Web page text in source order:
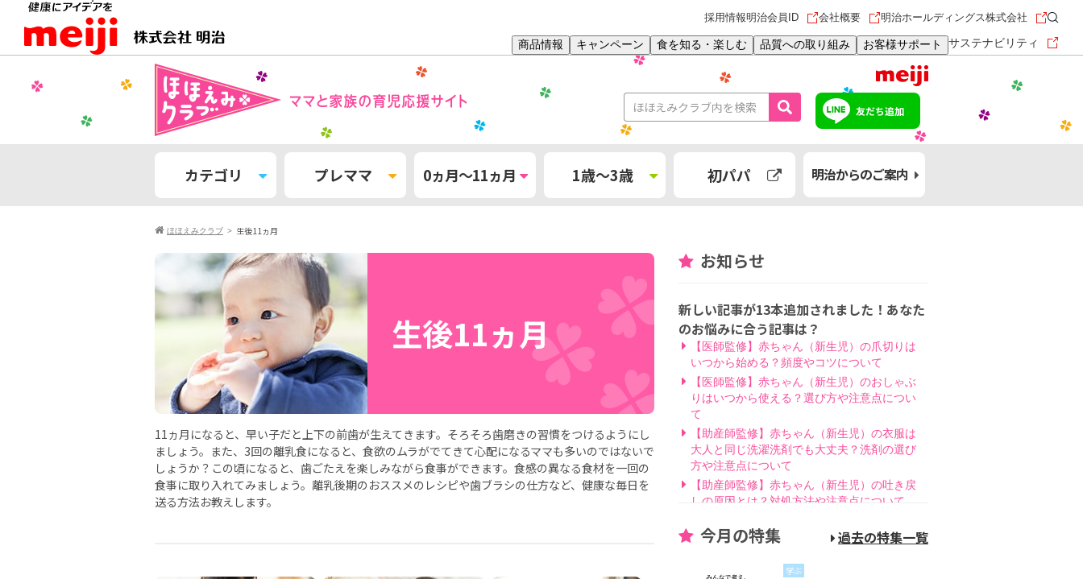
商品情報 キャンペーン 食を知る・楽しむ 品質への取り組み お客様サポート サステナビリティ
採用情報明治会員ID 会社概要 明治ホールディングス株式会社
友だち追加
カテゴリ プレママ 0ヵ月～11ヵ月 1歳～3歳 初パパ 明治からのご案内
ほほえみクラブ 生後11ヵ月
生後11ヵ月
11ヵ月になると、早い子だと上下の前歯が生えてきます。そろそろ歯磨きの習慣をつけるようにし
ましょう。また、3回の離乳食になると、食欲のムラがでてきて心配になるママも多いのではないで
しょうか？この頃になると、歯ごたえを楽しみながら食事ができます。食感の異なる食材を一回の
食事に取り入れてみましょう。離乳後期のおススメのレシピや歯ブラシの仕方など、健康な毎日を
送る方法お教えします。
お知らせ
新しい記事が13本追加されました！あなた
のお悩みに合う記事は？
【医師監修】赤ちゃん（新生児）の爪切りは
いつから始める？頻度やコツについて
【医師監修】赤ちゃん（新生児）のおしゃぶ
りはいつから使える？選び方や注意点につい
て
【助産師監修】赤ちゃん（新生児）の衣服は
大人と同じ洗濯洗剤でも大丈夫？洗剤の選び
方や注意点について
【助産師監修】赤ちゃん（新生児）の吐き戻
しの原因とは？対処方法や注意点について
げ方とは？授乳方法やポイントについて
要？煮沸・電子レンジの違いも紹介
今月の特集 過去の特集一覧
学ぶ